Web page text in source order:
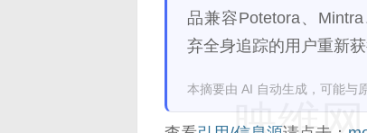
品兼容Potetora、
弃全身追踪的用户重新获
本摘要由 AI 自动生成，可能与
映维